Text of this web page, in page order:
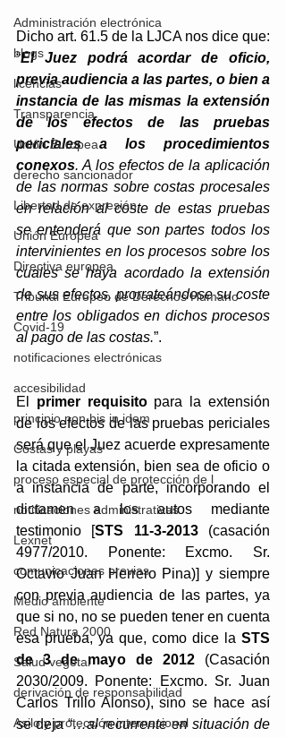
Administración electrónica
blogs
licencias
Transparencia
Unión Europea
derecho sancionador
Libertad de expresión
Unión Europea
Directiva europea
Tribunal Europeo de Derechos Humano
Covid-19
notificaciones electrónicas
accesibilidad
principio non bis in idem
Costas y playas
proceso especial de protección de l
notificaciones administrativas
Lexnet
comunicaciones previas
Medio ambiente
Red Natura 2000
Salud vegetal
derivación de responsabilidad
Asilo y protección internacional
Dicho art. 61.5 de la LJCA nos dice que:
“El Juez podrá acordar de oficio,
previa audiencia a las partes, o bien a
instancia de las mismas la extensión
de los efectos de las pruebas
periciales a los procedimientos
conexos. A los efectos de la aplicación
de las normas sobre costas procesales
en relación al coste de estas pruebas
se entenderá que son partes todos los
intervinientes en los procesos sobre los
cuales se haya acordado la extensión
de sus efectos, prorrateándose su coste
entre los obligados en dichos procesos
al pago de las costas.”.
El primer requisito para la extensión
de los efectos de las pruebas periciales
será que el Juez acuerde expresamente
la citada extensión, bien sea de oficio o
a instancia de parte, incorporando el
dictamen a los autos mediante
testimonio [STS 11-3-2013 (casación
4977/2010. Ponente: Excmo. Sr.
Octavio Juan Herrero Pina)] y siempre
con previa audiencia de las partes, ya
que si no, no se pueden tener en cuenta
esa prueba, ya que, como dice la STS
de 3 de mayo de 2012 (Casación
2030/2009. Ponente: Excmo. Sr. Juan
Carlos Trillo Alonso), sino se hace así
se deja “…al recurrente en situación de